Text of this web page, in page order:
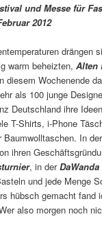
und Messe für
2012
drängen
warm beheizten,Alten
diesem Wochenende
als 100 junge
Deutschland ihre
T-Shirts, i-Phone
Baumwolltaschen. In
ihren
, in der
und jede Menge
hübsch gemacht fand
also morgen noch